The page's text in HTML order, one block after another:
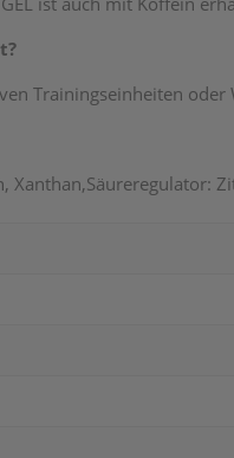
Trainingseinheiten
Xanthan,Säureregulator: